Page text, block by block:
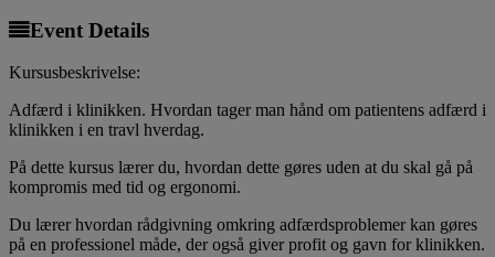
Event Details
Kursusbeskrivelse:
Adfærd i klinikken. Hvordan tager man hånd om patientens adfærd i
klinikken i en travl hverdag.
På dette kursus lærer du, hvordan dette gøres uden at du skal gå på
kompromis med tid og ergonomi.
Du lærer hvordan rådgivning omkring adfærdsproblemer kan gøres
på en professionel måde, der også giver profit og gavn for klinikken.